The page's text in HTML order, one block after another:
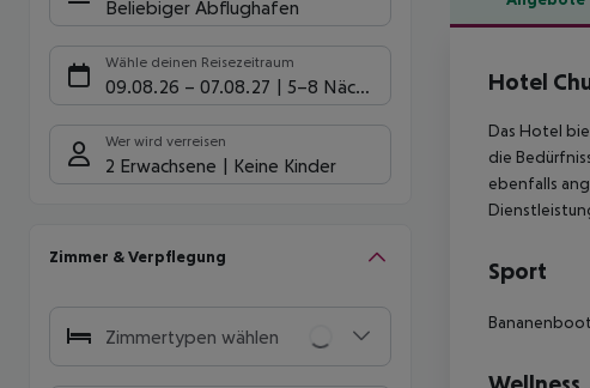
Beliebiger Abflughafen
Wähle deinen Reisezeitraum
09.08.26 – 07.08.27 5-8 Nächte
Wer wird verreisen
2 Erwachsene Keine Kinder
Zimmer & Verpflegung
Zimmertypen wählen
Hotel
Das Hotel
die
ebenfalls
Sport